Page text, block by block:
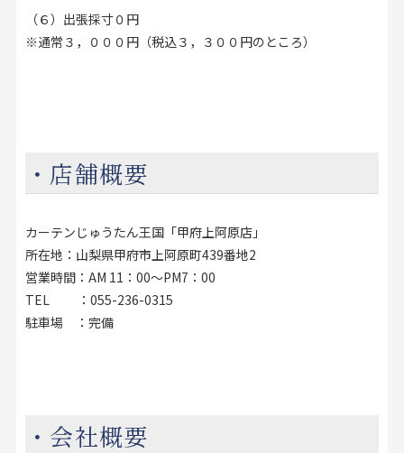
（６）出張採寸０円
※通常３，０００円（税込３，３００円のところ）
・店舗概要
カーテンじゅうたん王国「甲府上阿原店」
所在地：山梨県甲府市上阿原町439番地2
営業時間：AM 11：00～PM7：00
TEL ：055-236-0315
駐車場 ：完備
・会社概要